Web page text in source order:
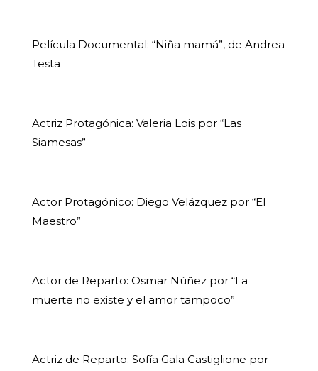
Película Documental: “Niña mamá”, de Andrea
Testa
Actriz Protagónica: Valeria Lois por “Las
Siamesas”
Actor Protagónico: Diego Velázquez por “El
Maestro”
Actor de Reparto: Osmar Núñez por “La
muerte no existe y el amor tampoco”
Actriz de Reparto: Sofía Gala Castiglione por